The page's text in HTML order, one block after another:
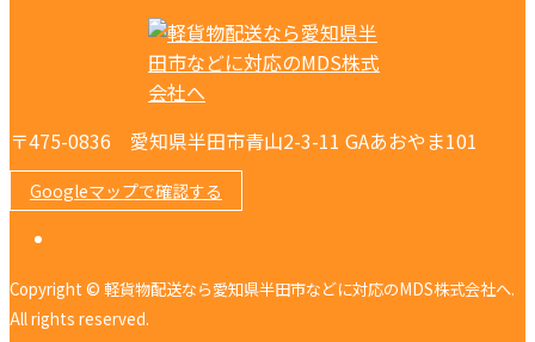
〒475-0836 愛知県半田市青山2-3-11 GAあおやま101
Googleマップで確認する
Copyright © 軽貨物配送なら愛知県半田市などに対応のMDS株式会社へ.
All rights reserved.